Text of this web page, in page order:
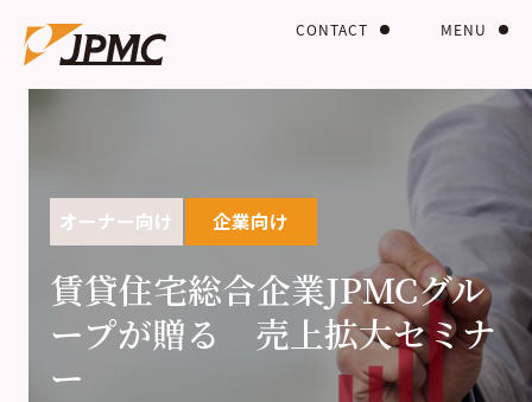
MENU
CONTACT
オーナー向け 企業向け
賃貸住宅総合企業JPMCグル
ープが贈る 売上拡大セミナ
ー